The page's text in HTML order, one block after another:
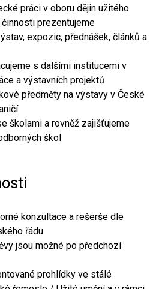
práci v oboru dějin užitého
prezentujeme
expozic, přednášek, článků a
s dalšími institucemi v
a výstavních projektů
předměty na výstavy v České
školami a rovněž zajišťujeme
škol
konzultace a rešerše dle
řádu
jsou možné po předchozí
prohlídky ve stálé